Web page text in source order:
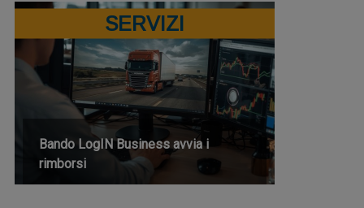
SERVIZI
Bando LogIN Business avvia i
rimborsi